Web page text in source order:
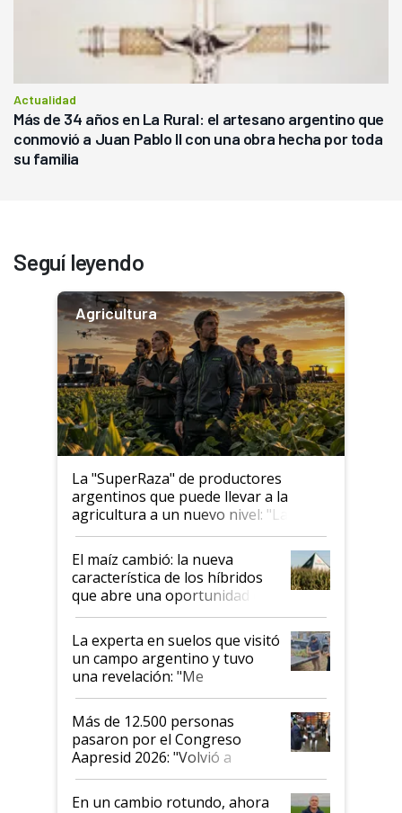
Actualidad
Más de 34 años en La Rural: el artesano argentino que
conmovió a Juan Pablo II con una obra hecha por toda
su familia
Seguí leyendo
Agricultura
La "SuperRaza" de productores
argentinos que puede llevar a la
agricultura a un nuevo nivel: "Las
posibilidades de crecimiento son
infinitas"
El maíz cambió: la nueva
característica de los híbridos
que abre una oportunidad en
el lote
La experta en suelos que visitó
un campo argentino y tuvo
una revelación: "Me
impresionó mucho"
Más de 12.500 personas
pasaron por el Congreso
Aapresid 2026: "Volvió a
demostrar que hablar del
suelo es hablar de todo el
En un cambio rotundo, ahora